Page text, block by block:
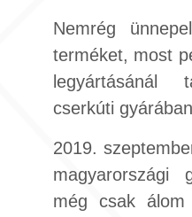
Nemrég
terméket, most
legyártásánál
cserkúti
2019.
magyarországi
még csak